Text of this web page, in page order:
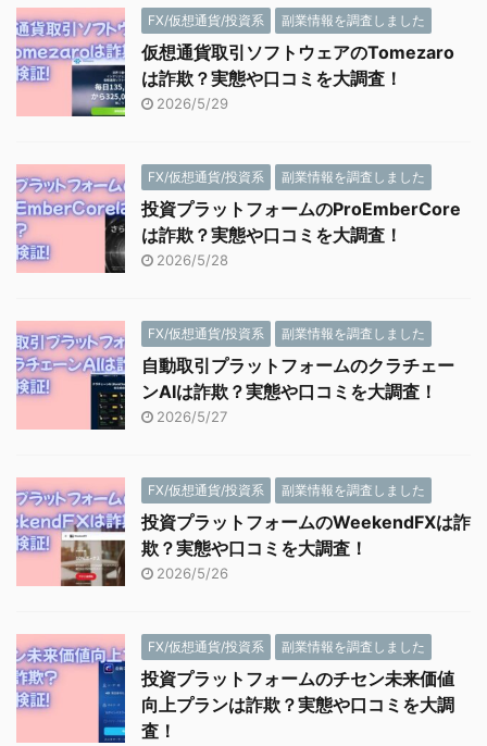
FX/仮想通貨/投資系 副業情報を調査しました
仮想通貨取引ソフトウェアのTomezaro
は詐欺？実態や口コミを大調査！
2026/5/29
FX/仮想通貨/投資系 副業情報を調査しました
投資プラットフォームのProEmberCore
は詐欺？実態や口コミを大調査！
2026/5/28
FX/仮想通貨/投資系 副業情報を調査しました
自動取引プラットフォームのクラチェー
ンAIは詐欺？実態や口コミを大調査！
2026/5/27
FX/仮想通貨/投資系 副業情報を調査しました
投資プラットフォームのWeekendFXは詐
欺？実態や口コミを大調査！
2026/5/26
FX/仮想通貨/投資系 副業情報を調査しました
投資プラットフォームのチセン未来価値
向上プランは詐欺？実態や口コミを大調
査！